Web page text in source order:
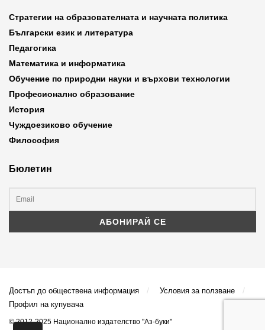
Стратегии на образователната и научната политика
Български език и литература
Педагогика
Математика и информатика
Обучение по природни науки и върхови технологии
Професионално образование
История
Чуждоезиково обучение
Философия
Бюлетин
Достъп до обществена информация
Условия за ползване
Профил на купувача
© 2012-2025 Национално издателство "Аз-буки"